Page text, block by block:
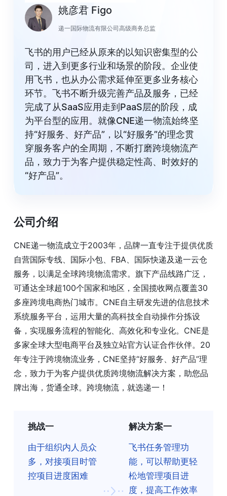
姚彦君 Figo
递一国际物流有限公司高级商务总监
飞书的用户已经从原来的以知识密集型的公
司，进入到更多行业和场景的阶段。企业使
用飞书，也从办公需求延伸至更多业务核心
环节。飞书不断升级完善产品及服务，已经
完成了从SaaS应用走到PaaS层的阶段，成
为平台型的应用。就像CNE递一物流始终坚
持“好服务、好产品”，以“好服务”的理念贯
穿服务客户的全周期，不断打磨跨境物流产
品，致力于为客户提供稳定性高、时效好的
“好产品”。
公司介绍
CNE递一物流成立于2003年，品牌一直专注于提供优质
自营国际专线、国际小包、FBA、国际快递及递一云仓
服务，以满足全球跨境物流需求。旗下产品线路广泛，
可通达全球超100个国家和地区，全国揽收网点覆盖30
多座跨境电商热门城市。CNE自主研发先进的信息技术
系统服务平台，运用大量的高科技全自动操作分拣设
备，实现服务流程的智能化、高效化和专业化。CNE是
多家全球大型电商平台及独立站官方认证合作伙伴。20
年专注于跨境物流业务，CNE坚持“好服务、好产品”理
念，致力于为客户提供优质跨境物流解决方案，助您品
牌出海，货通全球。跨境物流，就选递一！
挑战一
由于组织内人员众
多，对接项目时管
控项目进度困难
解决方案一
飞书任务管理功
能，可以帮助更轻
松地管理项目进
度，提高工作效率